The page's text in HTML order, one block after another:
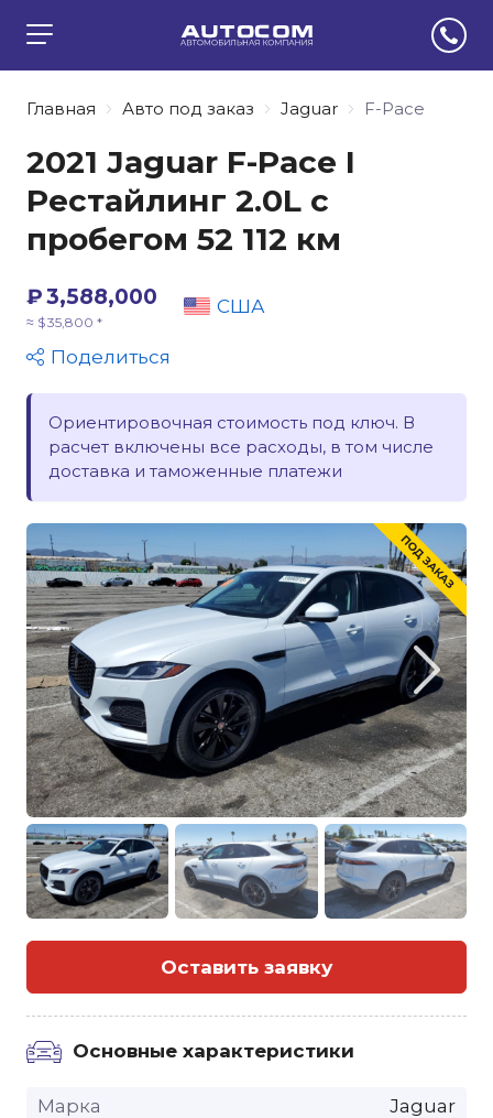
Главная Авто под заказ Jaguar F-Pace
2021 Jaguar F-Pace I
Рестайлинг 2.0L с
пробегом 52 112 км
₽ 3,588,000
≈ $ 35,800 *
США
Поделиться
Ориентировочная стоимость под ключ. В
расчет включены все расходы, в том числе
доставка и таможенные платежи
Основные характеристики
Марка
Jaguar
Оставить заявку